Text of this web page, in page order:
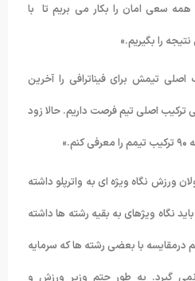
سعی امان را بکار می بریم تا با
را بگیریم.»
تیمش برای فیناترافی را آخرین
ترکیب اصلی تیم فرصت داریم. حالا زود
ورزش نگاه ویژه ای به واترپلو داشته
نگاه ویژهای به بقیه رشته ها داشته
درمقایسه با بعضی رشته ها که سرمایه
گیرد. به طور حتم وزیر ورزش و